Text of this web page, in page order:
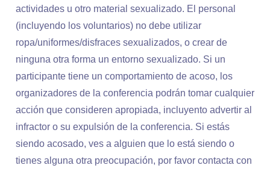
actividades u otro material sexualizado. El personal
(incluyendo los voluntarios) no debe utilizar
ropa/uniformes/disfraces sexualizados, o crear de
ninguna otra forma un entorno sexualizado. Si un
participante tiene un comportamiento de acoso, los
organizadores de la conferencia podrán tomar cualquier
acción que consideren apropiada, incluyento advertir al
infractor o su expulsión de la conferencia. Si estás
siendo acosado, ves a alguien que lo está siendo o
tienes alguna otra preocupación, por favor contacta con